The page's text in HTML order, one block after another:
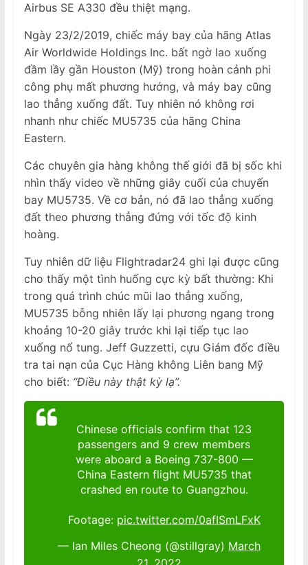
Airbus SE A330 đều thiệt mạng.
Ngày 23/2/2019, chiếc máy bay của hãng Atlas
Air Worldwide Holdings Inc. bất ngờ lao xuống
đầm lầy gần Houston (Mỹ) trong hoàn cảnh phi
công phụ mất phương hướng, và máy bay cũng
lao thẳng xuống đất. Tuy nhiên nó không rơi
nhanh như chiếc MU5735 của hãng China
Eastern.
Các chuyên gia hàng không thế giới đã bị sốc khi
nhìn thấy video về những giây cuối của chuyến
bay MU5735. Về cơ bản, nó đã lao thẳng xuống
đất theo phương thẳng đứng với tốc độ kinh
hoàng.
Tuy nhiên dữ liệu Flightradar24 ghi lại được cũng
cho thấy một tình huống cực kỳ bất thường: Khi
trong quá trình chúc mũi lao thẳng xuống,
MU5735 bỗng nhiên lấy lại phương ngang trong
khoảng 10-20 giây trước khi lại tiếp tục lao
xuống nổ tung. Jeff Guzzetti, cựu Giám đốc điều
tra tai nạn của Cục Hàng không Liên bang Mỹ
cho biết: “Điều này thật kỳ lạ”.
Chinese officials confirm that 123
passengers and 9 crew members
were aboard a Boeing 737-800 —
China Eastern flight MU5735 that
crashed en route to Guangzhou.
Footage: pic.twitter.com/0afISmLFxK
— Ian Miles Cheong (@stillgray) March